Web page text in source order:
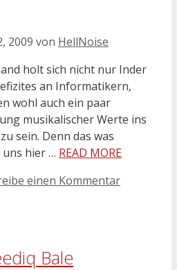
2009 von HellNoise
holt sich nicht nur Inder
an Informatikern,
wohl auch ein paar
musikalischer Werte ins
sein. Denn das was
hier … READ MORE
einen Kommentar
Bale